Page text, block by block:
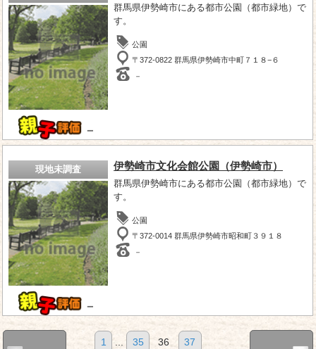
－
群馬県伊勢崎市にある都市公園（都市緑地）で
す。
公園
〒372-0822 群馬県伊勢崎市中町７１８−６
－
現地未調査
－
伊勢崎市文化会館公園（伊勢崎市）
群馬県伊勢崎市にある都市公園（都市緑地）で
す。
公園
〒372-0014 群馬県伊勢崎市昭和町３９１８
－
1 35 36 37